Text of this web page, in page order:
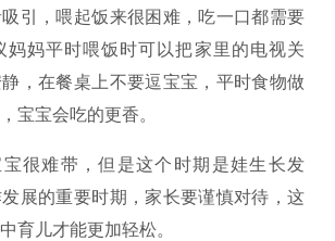
引，喂起饭来很困难，吃一口都需要
妈妈平时喂饭时可以把家里的电视关
，在餐桌上不要逗宝宝，平时食物做
宝宝会吃的更香。
很难带，但是这个时期是娃生长发
展的重要时期，家长要谨慎对待，这
育儿才能更加轻松。